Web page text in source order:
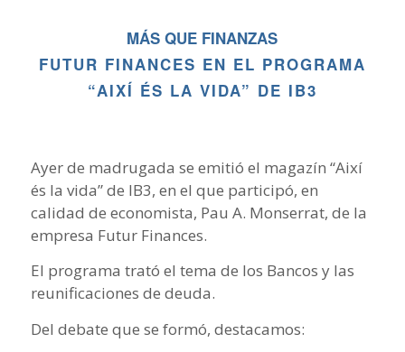
MÁS QUE FINANZAS
FUTUR FINANCES EN EL PROGRAMA
“AIXÍ ÉS LA VIDA” DE IB3
Ayer de madrugada se emitió el magazín “Així
és la vida” de IB3, en el que participó, en
calidad de economista, Pau A. Monserrat, de la
empresa Futur Finances.
El programa trató el tema de los Bancos y las
reunificaciones de deuda.
Del debate que se formó, destacamos: